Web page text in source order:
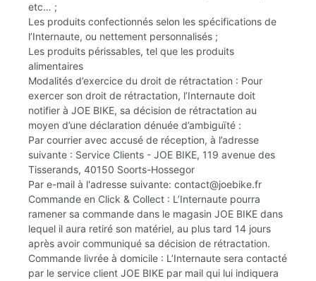
etc… ;
Les produits confectionnés selon les spécifications de
l’Internaute, ou nettement personnalisés ;
Les produits périssables, tel que les produits
alimentaires
Modalités d’exercice du droit de rétractation : Pour
exercer son droit de rétractation, l’Internaute doit
notifier à JOE BIKE, sa décision de rétractation au
moyen d’une déclaration dénuée d’ambiguïté :
Par courrier avec accusé de réception, à l’adresse
suivante : Service Clients - JOE BIKE, 119 avenue des
Tisserands, 40150 Soorts-Hossegor
Par e-mail à l'adresse suivante: contact@joebike.fr
Commande en Click & Collect : L’Internaute pourra
ramener sa commande dans le magasin JOE BIKE dans
lequel il aura retiré son matériel, au plus tard 14 jours
après avoir communiqué sa décision de rétractation.
Commande livrée à domicile : L’Internaute sera contacté
par le service client JOE BIKE par mail qui lui indiquera